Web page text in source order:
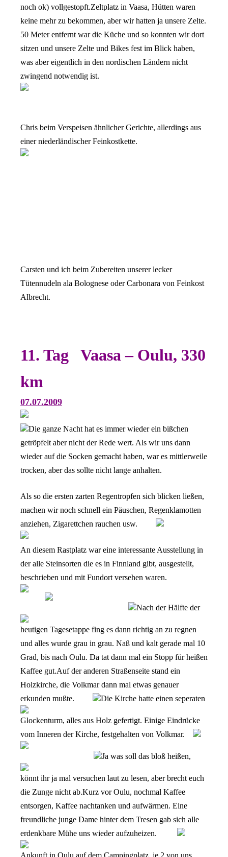
noch ok) vollgestopft.Zeltplatz in Vaasa, Hütten waren
keine mehr zu bekommen, aber wir hatten ja unsere Zelte.
50 Meter entfernt war die Küche und so konnten wir dort
sitzen und unsere Zelte und Bikes fest im Blick haben,
was aber eigentlich in den nordischen Ländern nicht
zwingend notwendig ist.
Chris beim Verspeisen ähnlicher Gerichte, allerdings aus
einer niederländischer Feinkostkette.
Carsten und ich beim Zubereiten unserer lecker
Tütennudeln ala Bolognese oder Carbonara von Feinkost
Albrecht.
11. Tag Vaasa – Oulu, 330
km
07.07.2009
Die ganze Nacht hat es immer wieder ein bißchen
getröpfelt aber nicht der Rede wert. Als wir uns dann
wieder auf die Socken gemacht haben, war es mittlerweile
trocken, aber das sollte nicht lange anhalten.
Als so die ersten zarten Regentropfen sich blicken ließen,
machen wir noch schnell ein Päuschen, Regenklamotten
anziehen, Zigarettchen rauchen usw.
An diesem Rastplatz war eine interessante Ausstellung in
der alle Steinsorten die es in Finnland gibt, ausgestellt,
beschrieben und mit Fundort versehen waren.
Nach der Hälfte der
heutigen Tagesetappe fing es dann richtig an zu regnen
und alles wurde grau in grau. Naß und kalt gerade mal 10
Grad, bis nach Oulu. Da tat dann mal ein Stopp für heißen
Kaffee gut.Auf der anderen Straßenseite stand ein
Holzkirche, die Volkmar dann mal etwas genauer
erkunden mußte.
Die Kirche hatte einen seperaten
Glockenturm, alles aus Holz gefertigt. Einige Eindrücke
vom Inneren der Kirche, festgehalten von Volkmar.
Ja was soll das bloß heißen,
könnt ihr ja mal versuchen laut zu lesen, aber brecht euch
die Zunge nicht ab.Kurz vor Oulu, nochmal Kaffee
entsorgen, Kaffee nachtanken und aufwärmen. Eine
freundliche junge Dame hinter dem Tresen gab sich alle
erdenkbare Mühe uns wieder aufzuheizen.
Ankunft in Oulu auf dem Campingplatz, je 2 von uns